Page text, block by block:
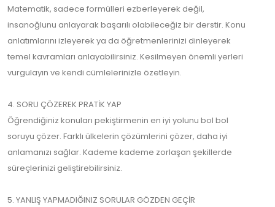
Matematik, sadece formülleri ezberleyerek değil,
insanoğlunu anlayarak başarılı olabileceğiz bir derstir. Konu
anlatımlarını izleyerek ya da öğretmenlerinizi dinleyerek
temel kavramları anlayabilirsiniz. Kesilmeyen önemli yerleri
vurgulayın ve kendi cümlelerinizle özetleyin.
4. SORU ÇÖZEREK PRATİK YAP
Öğrendiğiniz konuları pekiştirmenin en iyi yolunu bol bol
soruyu çözer. Farklı ülkelerin çözümlerini çözer, daha iyi
anlamanızı sağlar. Kademe kademe zorlaşan şekillerde
süreçlerinizi geliştirebilirsiniz.
5. YANLIŞ YAPMADIĞINIZ SORULAR GÖZDEN GEÇİR